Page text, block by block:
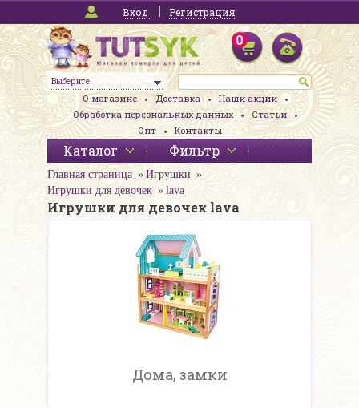
Вход Регистрация
Выберите
0
О магазине Доставка
Наши акции
Обработка персональных данных
Статьи
Опт
Контакты
Каталог Фильтр
Главная страница
Игрушки
Игрушки для девочек
lava
Игрушки для девочек lava
Дома, замки